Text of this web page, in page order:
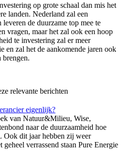
op grote schaal dan mis het
landen. Nederland zal een
de duurzame top mee te
vragen, maar het zal ook een hoop
te investering zal er meer
en zal het de aankomende jaren ook
brengen.
relevante berichten
eigenlijk?
van Natuur&Milieu, Wise,
naar de duurzaamheid hoe
Ook dit jaar hebben zij weer
verrassend staan Pure Energie